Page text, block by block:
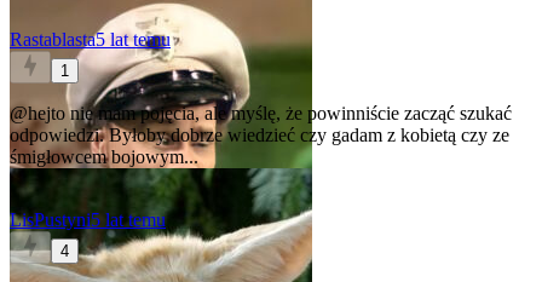
Rastablasta5 lat temu
1
@hejtonie mam pojęcia, ale myślę, że powinniście zacząć szukać
odpowiedzi. Byłoby dobrze wiedzieć czy gadam z kobietą czy ze
śmigłowcem bojowym...
LisPustyni5 lat temu
4